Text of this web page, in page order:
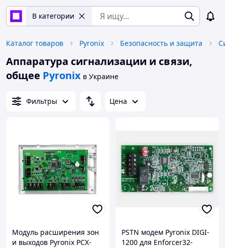
В категории
Каталог товаров Pyronix Безопасность и защита
Аппаратура сигнализации и связи,
общее Pyronix в Украине
Фильтры Цена
Модуль расширения зон
и выходов Pyronix PCX-
PSTN модем Pyronix DIGI-
1200 для Enforcer32-